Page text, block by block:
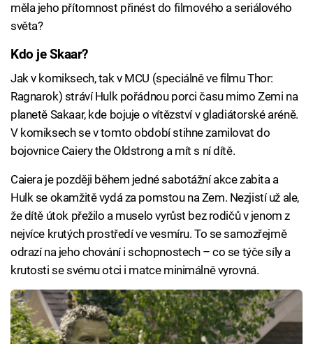
měla jeho přítomnost přinést do filmového a seriálového
světa?
Kdo je Skaar?
Jak v komiksech, tak v MCU (speciálně ve filmu Thor:
Ragnarok) stráví Hulk pořádnou porci času mimo Zemi na
planetě Sakaar, kde bojuje o vítězství v gladiátorské aréně.
V komiksech se v tomto období stihne zamilovat do
bojovnice Caiery the Oldstrong a mít s ní dítě.
Caiera je později během jedné sabotážní akce zabita a
Hulk se okamžitě vydá za pomstou na Zem. Nezjistí už ale,
že dítě útok přežilo a muselo vyrůst bez rodičů v jenom z
nejvíce krutých prostředí ve vesmíru. To se samozřejmě
odrazí na jeho chování i schopnostech – co se týče síly a
krutosti se svému otci i matce minimálně vyrovná.